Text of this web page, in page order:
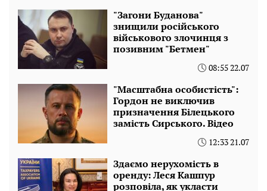
"Загони Буданова"
знищили російського
військового злочинця з
позивним "Бетмен"
08:55 22.07
"Масштабна особистість":
Гордон не виключив
призначення Білецького
замість Сирського. Відео
12:33 21.07
Здаємо нерухомість в
оренду: Леся Кашпур
розповіла, як укласти